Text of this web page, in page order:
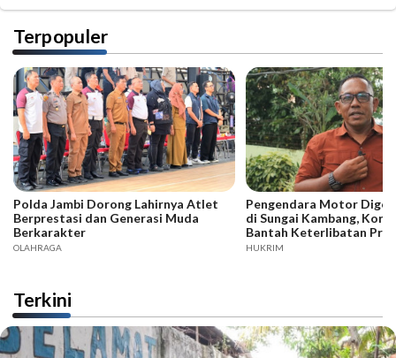
Terpopuler
Polda Jambi Dorong Lahirnya Atlet
Berprestasi dan Generasi Muda
Berkarakter
OLAHRAGA
Pengendara Motor
di Sungai Kambang,
Bantah Keterlibatan
HUKRIM
Terkini